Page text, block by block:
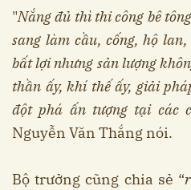
"Nắng đủ thì thi công bê
sang làm cầu, cống, hộ
bất lợi nhưng sản lượng
thần ấy, khí thế ấy, giải
đột phá ấn tượng tại các
Nguyễn Văn Thắng nói.
Bộ trưởng cũng chia sẻ “